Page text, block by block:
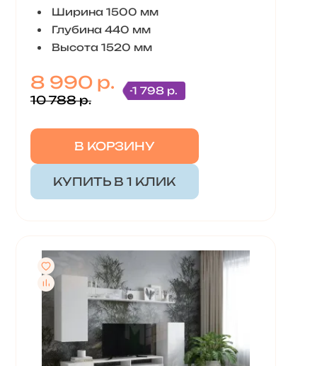
Ширина 1500 мм
Глубина 440 мм
Высота 1520 мм
8 990 р.
10 788 р.
-1 798 р.
В КОРЗИНУ
КУПИТЬ В 1 КЛИК